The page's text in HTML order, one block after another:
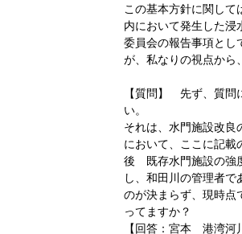
この基本方針に関して
内において発生した浸
委員会の報告事項とし
が、私なりの視点から
【質問】 先ず、質
い。
それは、水門施設改良
において、ここに記載
後 既存水門施設の強
し、和田川の管理者
のが決まらず、現時点
ってますか？
【回答：宮本 港湾河